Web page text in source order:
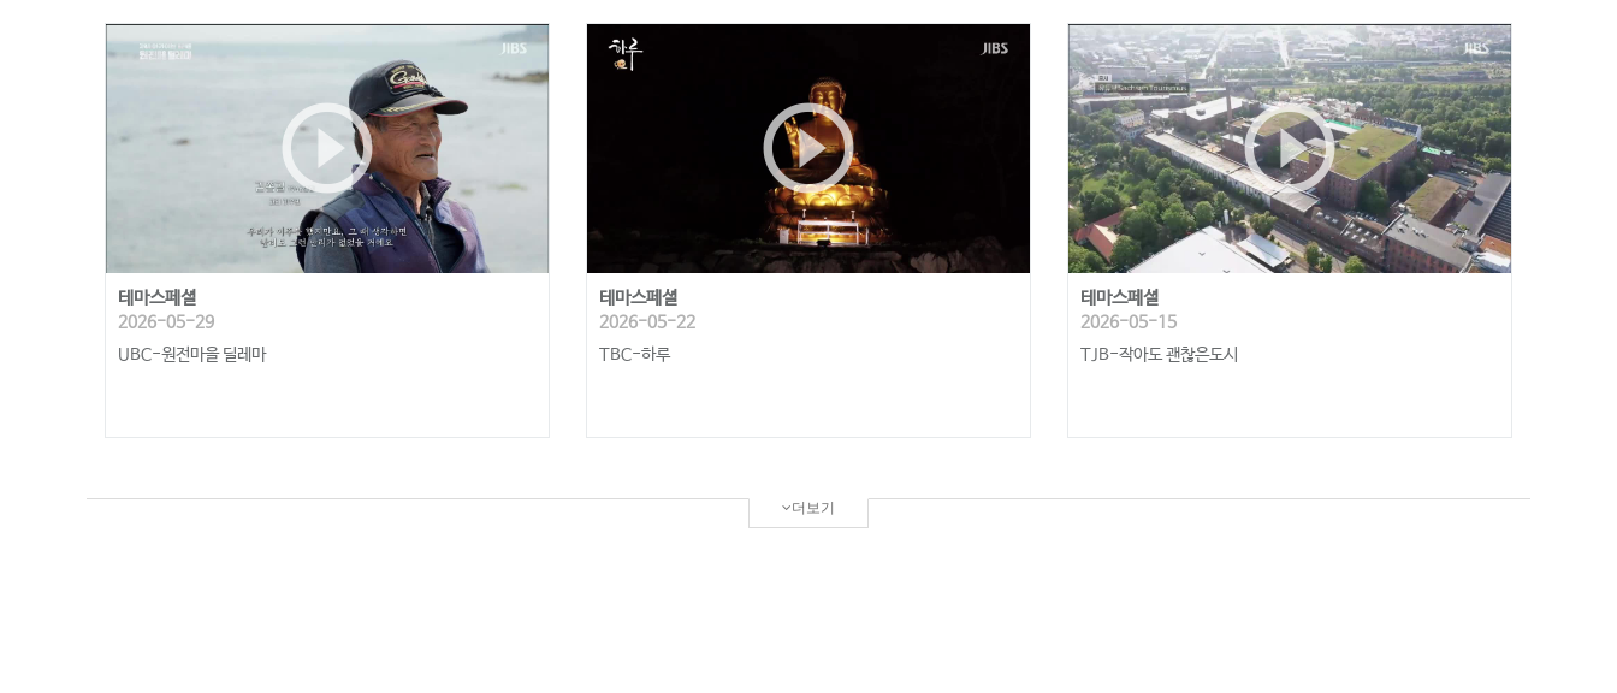
play_circle_outline
테마스페셜
2026-05-29
UBC-원전마을 딜레마
play_circle_outline
테마스페셜
2026-05-22
TBC-하루
play_circle_outline
테마스페셜
2026-05-15
TJB-작아도 괜찮은도시
더보기